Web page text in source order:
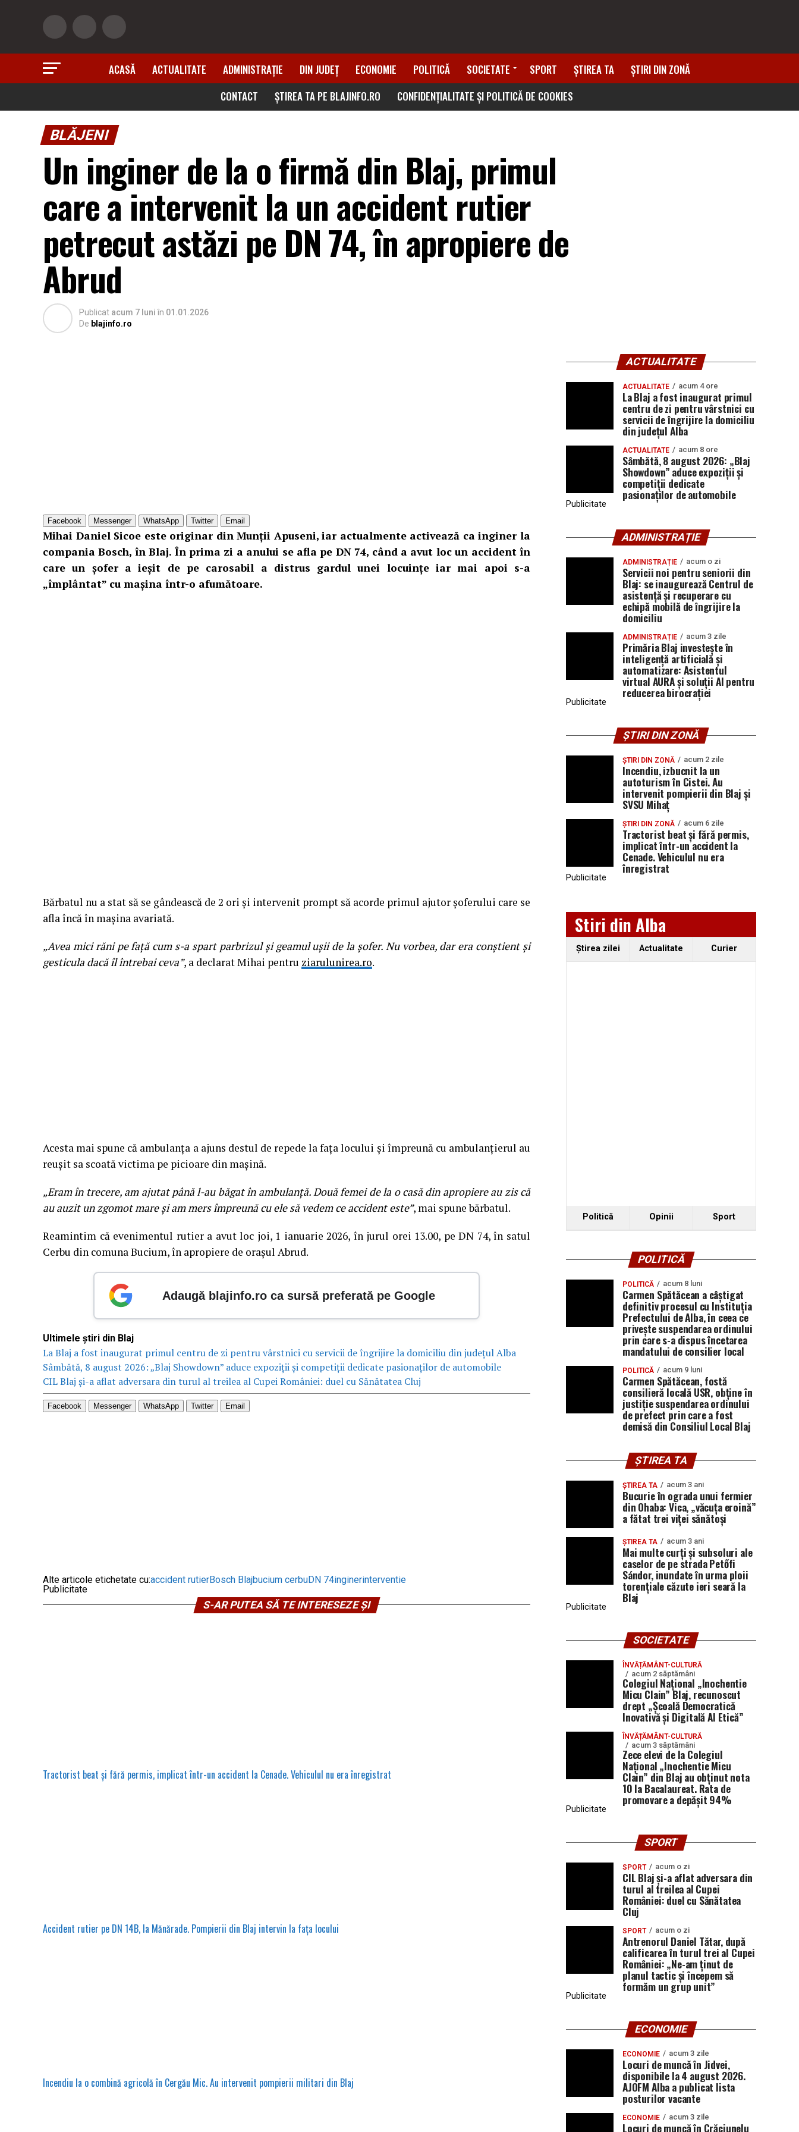
ACASĂ ACTUALITATE ADMINISTRAȚIE DIN JUDEȚ ECONOMIE POLITICĂ SOCIETATE SPORT ȘTIREA TA
ȘTIRI DIN ZONĂ
CONTACT
ȘTIREA TA PE BLAJINFO.RO CONFIDENȚIALITATE ȘI POLITICĂ DE COOKIES
BLĂJENI
Un inginer de la o firmă din Blaj, primul
care a intervenit la un accident rutier
petrecut astăzi pe DN 74, în apropiere de
Abrud
Publicat acum 7 luni în 01.01.2026
De blajinfo.ro
Facebook Messenger WhatsApp Twitter Email
Mihai Daniel Sicoe este originar din Munții Apuseni, iar actualmente activează ca inginer la
compania Bosch, în Blaj. În prima zi a anului se afla pe DN 74, când a avut loc un accident în
care un șofer a ieșit de pe carosabil a distrus gardul unei locuințe iar mai apoi s-a
„împlântat” cu mașina într-o afumătoare.
Bărbatul nu a stat să se gândească de 2 ori și intervenit prompt să acorde primul ajutor șoferului care se
afla încă în mașina avariată.
„Avea mici răni pe față cum s-a spart parbrizul și geamul ușii de la șofer. Nu vorbea, dar era conștient și
gesticula dacă îl întrebai ceva”, a declarat Mihai pentru ziarulunirea.ro.
Acesta mai spune că ambulanța a ajuns destul de repede la fața locului și împreună cu ambulanțierul au
reușit sa scoată victima pe picioare din mașină.
„Eram în trecere, am ajutat până l-au băgat în ambulanță. Două femei de la o casă din apropiere au zis că
au auzit un zgomot mare și am mers împreună cu ele să vedem ce accident este”, mai spune bărbatul.
Reamintim că evenimentul rutier a avut loc joi, 1 ianuarie 2026, în jurul orei 13.00, pe DN 74, în satul
Cerbu din comuna Bucium, în apropiere de orașul Abrud.
Adaugă blajinfo.ro ca sursă preferată pe Google
Ultimele știri din Blaj
La Blaj a fost inaugurat primul centru de zi pentru vârstnici cu servicii de îngrijire la domiciliu din județul Alba
Sâmbătă, 8 august 2026: „Blaj Showdown” aduce expoziții și competiții dedicate pasionaților de automobile
CIL Blaj și-a aflat adversara din turul al treilea al Cupei României: duel cu Sănătatea Cluj
Facebook Messenger WhatsApp Twitter Email
Alte articole etichetate cu:accident rutierBosch Blajbucium cerbuDN 74inginerinterventie
Publicitate
S-AR PUTEA SĂ TE INTERESEZE ȘI
Tractorist beat și fără permis, implicat într-un accident la Cenade. Vehiculul nu era înregistrat
Accident rutier pe DN 14B, la Mănărade. Pompierii din Blaj intervin la fața locului
Incendiu la o combină agricolă în Cergău Mic. Au intervenit pompierii militari din Blaj
ACTUALITATE
ACTUALITATE acum 4 ore
La Blaj a fost inaugurat primul
centru de zi pentru vârstnici cu
servicii de îngrijire la domiciliu
din județul Alba
ACTUALITATE acum 8 ore
Sâmbătă, 8 august 2026: „Blaj
Showdown” aduce expoziții și
competiții dedicate
pasionaților de automobile
Publicitate
ADMINISTRAȚIE
ADMINISTRAȚIE acum o zi
Servicii noi pentru seniorii din
Blaj: se inaugurează Centrul de
asistență și recuperare cu
echipă mobilă de îngrijire la
domiciliu
ADMINISTRAȚIE acum 3 zile
Primăria Blaj investește în
inteligență artificială și
automatizare: Asistentul
virtual AURA și soluții AI pentru
reducerea birocrației
Publicitate
ȘTIRI DIN ZONĂ
ȘTIRI DIN ZONĂ acum 2 zile
Incendiu, izbucnit la un
autoturism în Cistei. Au
intervenit pompierii din Blaj și
SVSU Mihaț
ȘTIRI DIN ZONĂ acum 6 zile
Tractorist beat și fără permis,
implicat într-un accident la
Cenade. Vehiculul nu era
înregistrat
Publicitate
Stiri din Alba
Ştirea zilei Actualitate Curier
Politică Opinii Sport
POLITICĂ
POLITICĂ acum 8 luni
Carmen Spătăcean a câștigat
definitiv procesul cu Instituția
Prefectului de Alba, în ceea ce
privește suspendarea ordinului
prin care s-a dispus încetarea
mandatului de consilier local
POLITICĂ acum 9 luni
Carmen Spătăcean, fostă
consilieră locală USR, obține în
justiție suspendarea ordinului
de prefect prin care a fost
demisă din Consiliul Local Blaj
ȘTIREA TA
ȘTIREA TA acum 3 ani
Bucurie în ograda unui fermier
din Ohaba: Vica, „văcuța eroină”
a fătat trei viței sănătoși
ȘTIREA TA acum 3 ani
Mai multe curți și subsoluri ale
caselor de pe strada Petőfi
Sándor, inundate în urma ploii
torențiale căzute ieri seară la
Blaj
Publicitate
SOCIETATE
ÎNVĂȚĂMÂNT-CULTURĂ
acum 2 săptămâni
Colegiul Național „Inochentie
Micu Clain” Blaj, recunoscut
drept „Școală Democratică
Inovativă și Digitală AI Etică”
ÎNVĂȚĂMÂNT-CULTURĂ
acum 3 săptămâni
Zece elevi de la Colegiul
Național „Inochentie Micu
Clain” din Blaj au obținut nota
10 la Bacalaureat. Rata de
promovare a depășit 94%
Publicitate
SPORT
SPORT acum o zi
CIL Blaj și-a aflat adversara din
turul al treilea al Cupei
României: duel cu Sănătatea
Cluj
SPORT acum o zi
Antrenorul Daniel Tătar, după
calificarea în turul trei al Cupei
României: „Ne-am ținut de
planul tactic și începem să
formăm un grup unit”
Publicitate
ECONOMIE
ECONOMIE acum 3 zile
Locuri de muncă în Jidvei,
disponibile la 4 august 2026.
AJOFM Alba a publicat lista
posturilor vacante
ECONOMIE acum 3 zile
Locuri de muncă în Crăciunelu